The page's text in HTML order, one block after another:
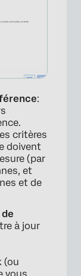
:
critères
doivent
(par
et
et de
à jour
(ou